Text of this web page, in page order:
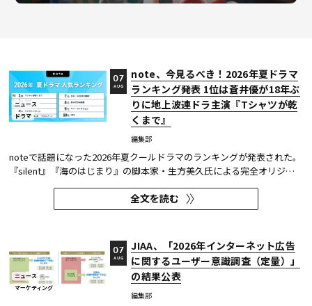
ニュース
ドラマ
note、今見るべき！2026年夏ドラマ
ランキング発表 1位は蒼井優が18年ぶ
りに地上波連ドラ主演『Tシャツが乾
くまで』
編集部
07
AUG
noteで話題になった2026年夏クールドラマのランキングが発表された。
『silent』『海のはじまり』の脚本家・生方美久氏による完全オリジナ
ル作品で、蒼井優が18年ぶりに地上波連続ドラマの主演を務めた『Tシ
ャツが乾くまで』が第1位に輝いた。 また今回、Netflixの『ガス人間』
が3位にランクイン。春クールの『九条の大罪』に続き、2クール...
全文を読む
ニュース
マーケティング
JIAA、「2026年インターネット広告
に関するユーザー意識調査（定量）」
の結果公表
編集部
07
AUG